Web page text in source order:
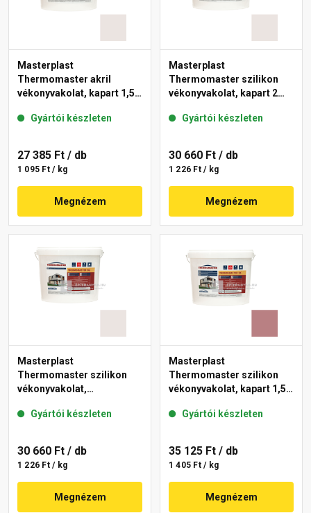
Masterplast
Thermomaster akril
vékonyvakolat, kapart 1,5
Gyártói készleten
27 385 Ft / db
1 095 Ft / kg
Megnézem
Masterplast
Thermomaster szilikon
vékonyvakolat, kapart 2
Gyártói készleten
30 660 Ft / db
1 226 Ft / kg
Megnézem
Masterplast
Thermomaster szilikon
vékonyvakolat,
49-F 25 kg
Gyártói készleten
30 660 Ft / db
1 226 Ft / kg
Megnézem
Masterplast
Thermomaster szilikon
vékonyvakolat, kapart 1,5
Gyártói készleten
35 125 Ft / db
1 405 Ft / kg
Megnézem